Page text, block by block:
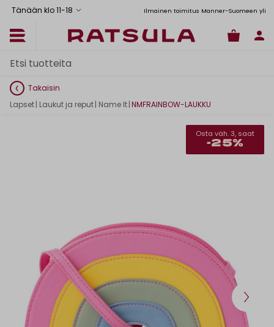
Tänään klo 11-18
Toimituskulut alk. 6,90€ Ilmainen toimitus Manner-Suomeen yli
Takaisin
Lapset| Laukut ja reput| Name It |NMFRAINBOW-LAUKKU
Osta väh. 3, saat
-25%